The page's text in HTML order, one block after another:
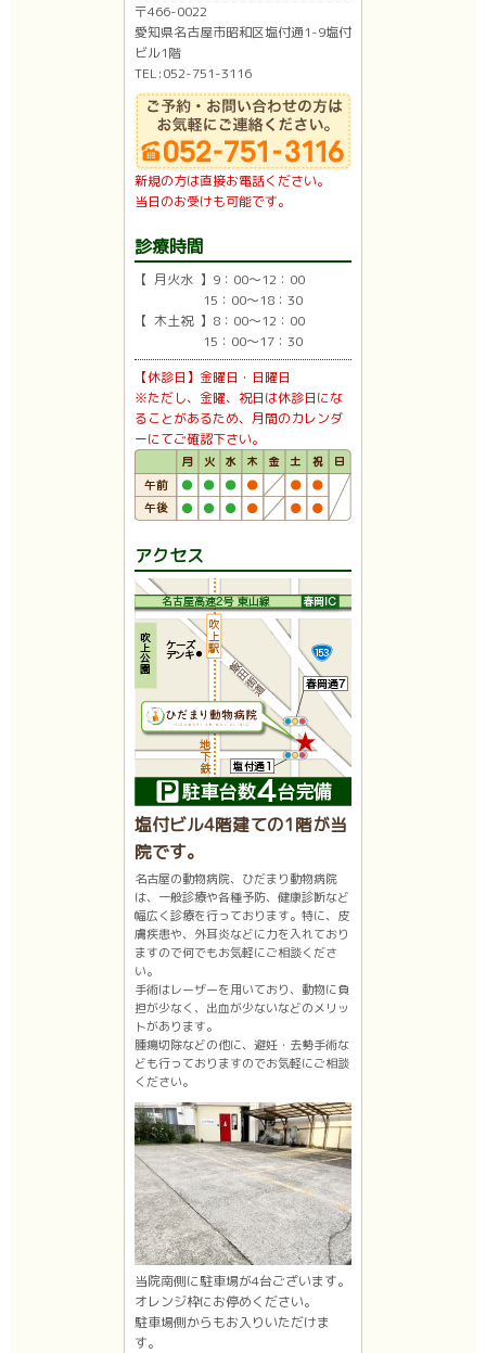
〒466-0022
愛知県名古屋市昭和区塩付通1-9塩付
ビル1階
TEL:052-751-3116
新規の方は直接お電話ください。
当日のお受けも可能です。
診療時間
【 月火水 】9：00〜12：00
15：00〜18：30
【 木土祝 】8：00〜12：00
15：00〜17：30
【休診日】金曜日・日曜日
※ただし、金曜、祝日は休診日にな
ることがあるため、月間のカレンダ
ーにてご確認下さい。
アクセス
塩付ビル4階建ての1階が当
院です。
名古屋の動物病院、ひだまり動物病院
は、一般診療や各種予防、健康診断など
幅広く診療を行っております。特に、皮
膚疾患や、外耳炎などに力を入れており
ますので何でもお気軽にご相談くださ
い。
手術はレーザーを用いており、動物に負
担が少なく、出血が少ないなどのメリッ
トがあります。
腫瘍切除などの他に、避妊・去勢手術な
ども行っておりますのでお気軽にご相談
ください。
当院南側に駐車場が4台ございます。
オレンジ枠にお停めください。
駐車場側からもお入りいただけま
す。